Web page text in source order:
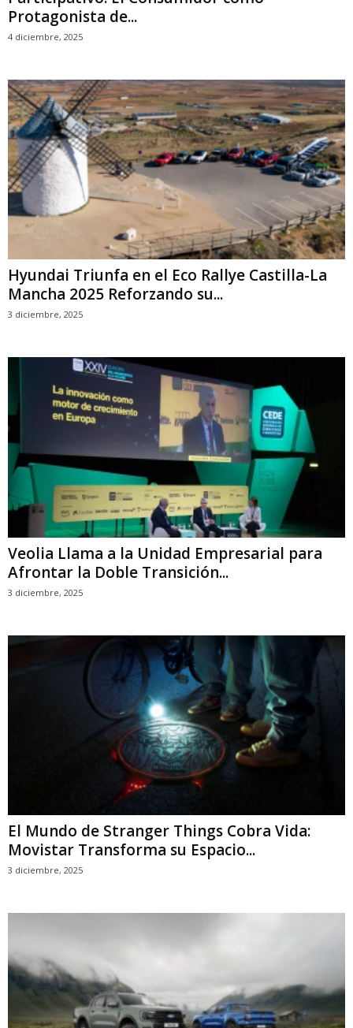
Protagonista de...
4 diciembre, 2025
Hyundai Triunfa en el Eco Rallye Castilla-La
Mancha 2025 Reforzando su...
3 diciembre, 2025
Veolia Llama a la Unidad Empresarial para
Afrontar la Doble Transición...
3 diciembre, 2025
El Mundo de Stranger Things Cobra Vida:
Movistar Transforma su Espacio...
3 diciembre, 2025